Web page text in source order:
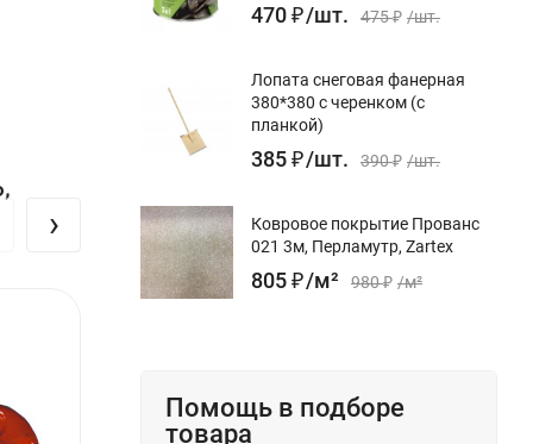
›
470₽/шт. 475₽ /шт.
Лопата снеговая фанерная
380*380 с черенком (с
планкой)
385₽/шт. 390₽ /шт.
Ковровое покрытие Прованс
021 3м, Перламутр, Zartex
805₽/м² 980₽ /м²
Помощь в подборе
товара